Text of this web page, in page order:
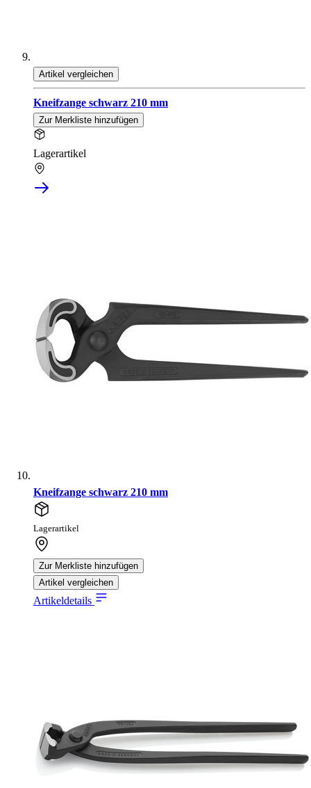
Artikel vergleichen
Kneifzange schwarz 210 mm
Zur Merkliste hinzufügen
Lagerartikel
Kneifzange schwarz 210 mm
Lagerartikel
Zur Merkliste hinzufügen
Artikel vergleichen
Artikeldetails